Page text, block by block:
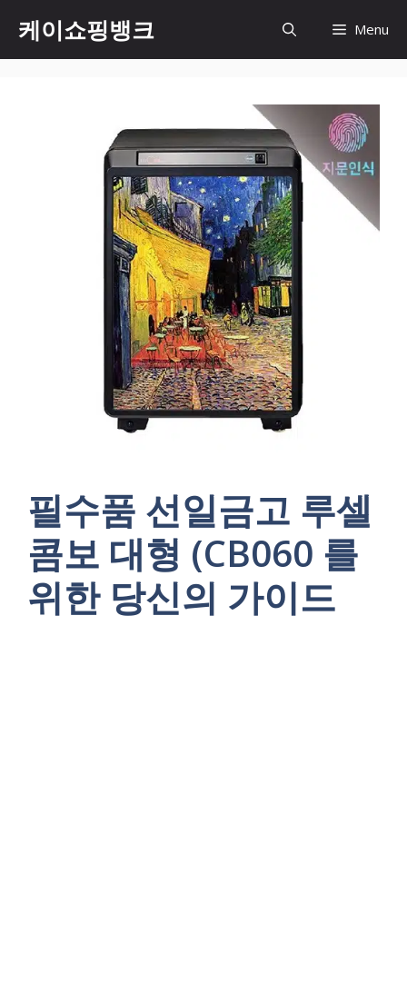
content
케이쇼핑뱅크 Menu
필수품 선일금고 루셀
콤보 대형 (CB060 를
위한 당신의 가이드